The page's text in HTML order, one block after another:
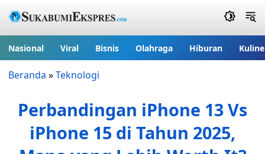
Nasional Viral Bisnis Olahraga Hiburan
Beranda »Teknologi
Perbandingan iPhone 13 Vs
iPhone 15 di Tahun 2025,